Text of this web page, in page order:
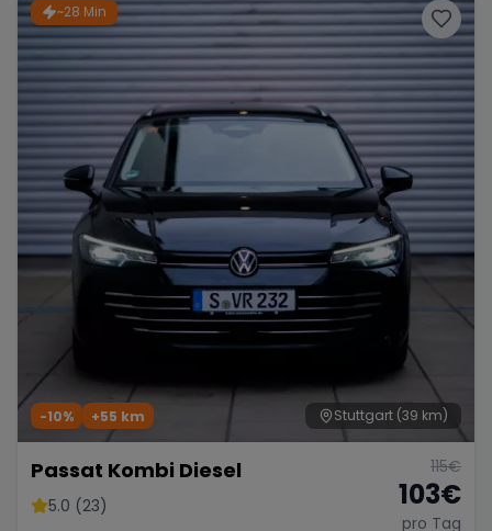
~28 Min
Stuttgart (39 km)
-10% +55 km
Passat Kombi Diesel
5.0 (23)
115€
103€
pro Tag